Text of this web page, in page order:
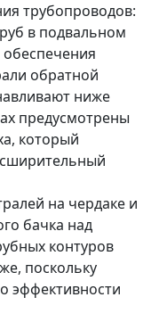
трубопроводов:
в подвальном
обратной
ниже
предусмотрены
который
на чердаке и
бачка над
контуров
поскольку
эффективности